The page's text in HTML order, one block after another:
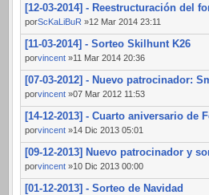
[12-03-2014] - Reestructuración del
porScKaLiBuR »12 Mar 2014 23:11
[11-03-2014] - Sorteo Skilhunt K26
porvincent »11 Mar 2014 20:36
[07-03-2012] - Nuevo patrocinador:
porvincent »07 Mar 2012 11:53
[14-12-2013] - Cuarto aniversario de
porvincent »14 Dic 2013 05:01
[09-12-2013] Nuevo patrocinador y
porvincent »10 Dic 2013 00:00
[01-12-2013] - Sorteo de Navidad